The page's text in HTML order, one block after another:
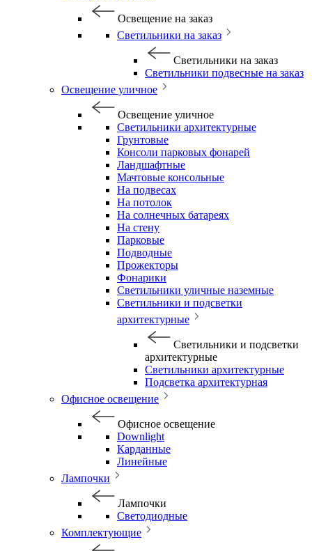
Освещение на заказ
Светильники на заказ
Светильники на заказ
Светильники подвесные на заказ
Освещение уличное
Освещение уличное
Светильники архитектурные
Грунтовые
Консоли парковых фонарей
Ландшафтные
Мачтовые консольные
На подвесах
На потолок
На солнечных батареях
На стену
Парковые
Подводные
Прожекторы
Фонарики
Светильники уличные наземные
Светильники и подсветки
архитектурные
Светильники и подсветки
архитектурные
Светильники архитектурные
Подсветка архитектурная
Офисное освещение
Офисное освещение
Downlight
Карданные
Линейные
Лампочки
Лампочки
Светодиодные
Комплектующие